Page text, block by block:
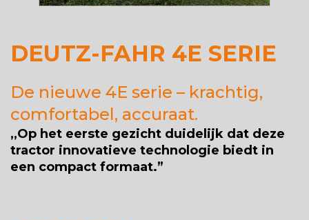
DEUTZ-FAHR 4E SERIE
De nieuwe 4E serie – krachtig,
comfortabel, accuraat.
,,Op het eerste gezicht duidelijk dat deze
tractor innovatieve technologie biedt in
een compact formaat.”